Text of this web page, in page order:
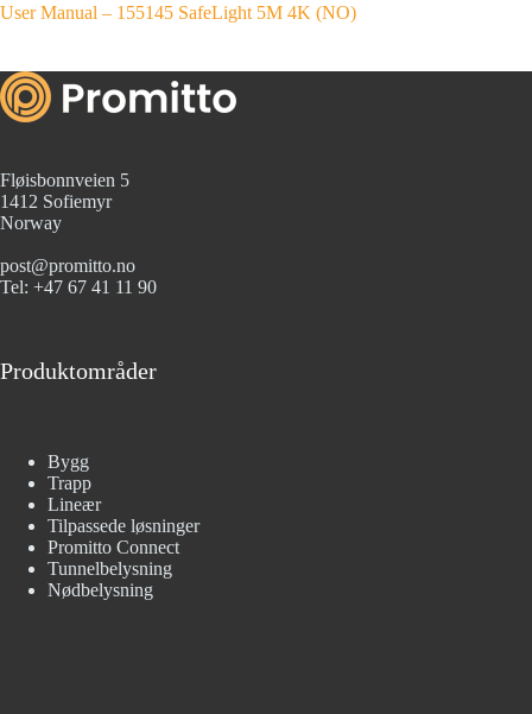
User Manual – 155145 SafeLight 5M 4K (NO)
Fløisbonnveien 5
1412 Sofiemyr
Norway
post@promitto.no
Tel: +47 67 41 11 90
Produktområder
Bygg
Trapp
Lineær
Tilpassede løsninger
Promitto Connect
Tunnelbelysning
Nødbelysning